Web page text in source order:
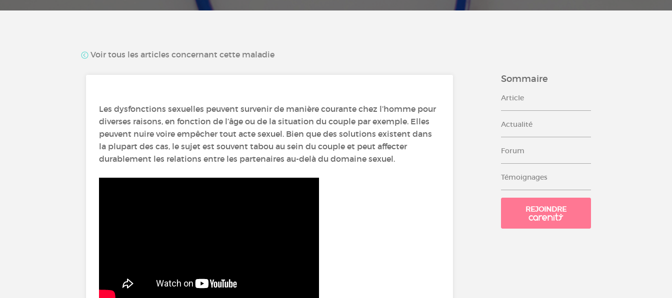
Sommaire
Article
Actualité
Forum
Témoignages
REJOINDRE
Voir tous les articles concernant cette maladie
Les dysfonctions sexuelles peuvent survenir de manière courante chez l’homme pour
diverses raisons, en fonction de l’âge ou de la situation du couple par exemple. Elles
peuvent nuire voire empêcher tout acte sexuel. Bien que des solutions existent dans
la plupart des cas, le sujet est souvent tabou au sein du couple et peut affecter
durablement les relations entre les partenaires au-delà du domaine sexuel.